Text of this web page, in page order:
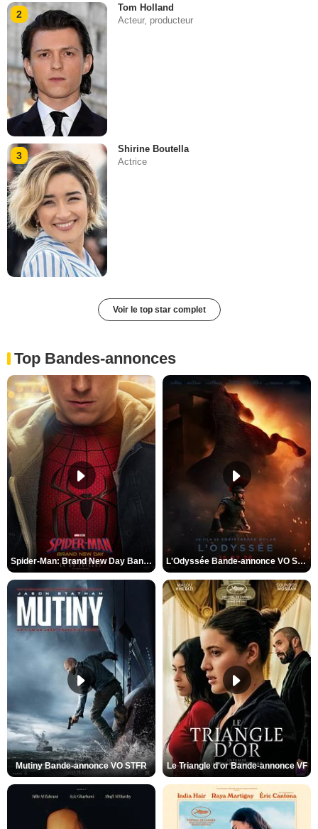
2
Tom Holland
Acteur, producteur
3
Shirine Boutella
Actrice
Voir le top star complet
Top Bandes-annonces
Spider-Man: Brand New Day Bande-annonce VO STFR L'Odyssée Bande-annonce VO STFR
Mutiny Bande-annonce VO STFR Le Triangle d'or Bande-annonce VF